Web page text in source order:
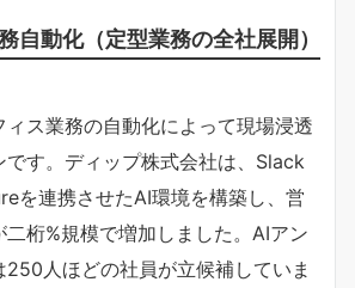
自動化（定型業務の全社展開）
ス業務の自動化によって現場浸透
です。ディップ株式会社は、Slack
を連携させたAI環境を構築し、営
桁%規模で増加しました。AIアン
人ほどの社員が立候補していま